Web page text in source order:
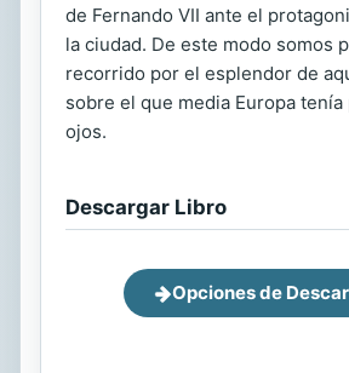
de Fernando VII ante el
la ciudad. De este modo somos
recorrido por el esplendor de
sobre el que media Europa
ojos.
Descargar Libro
Opciones de